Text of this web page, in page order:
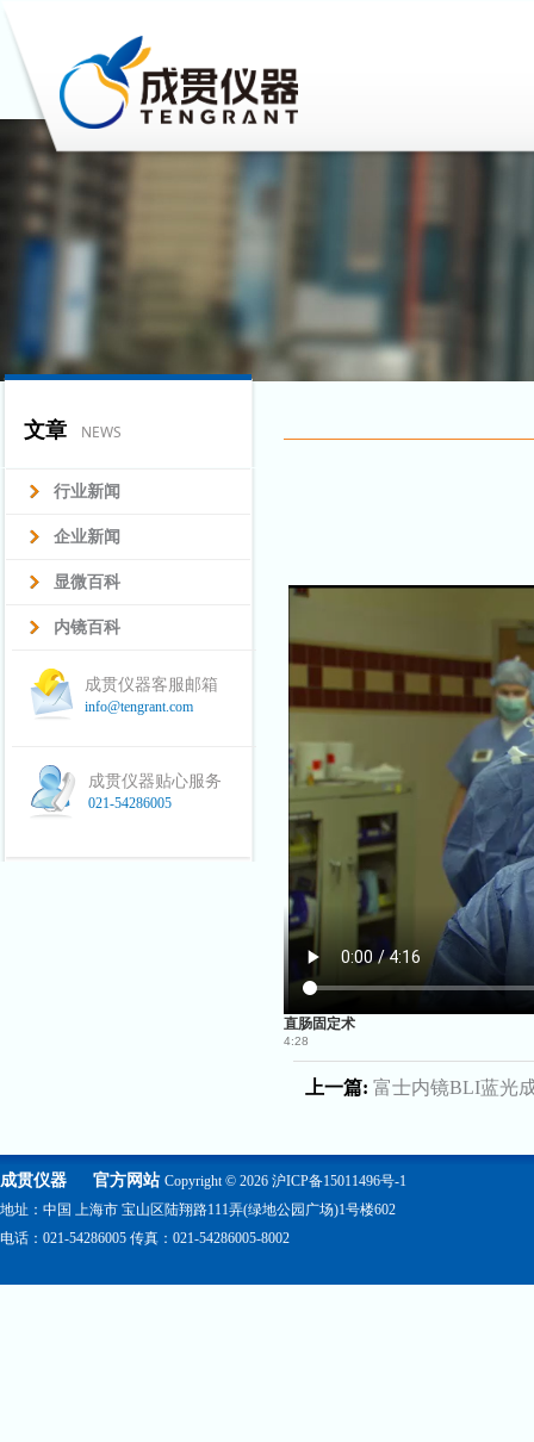
文章 NEWS
行业新闻
企业新闻
显微百科
内镜百科
成贯仪器客服邮箱
info@tengrant.com
成贯仪器贴心服务
021-54286005
直肠固定术
4:28
上一篇: 富士内镜BLI蓝光
成贯仪器 官方网站 Copyright © 2026 沪ICP备15011496号-1
地址：中国 上海市 宝山区陆翔路111弄(绿地公园广场)1号楼602
电话：021-54286005 传真：021-54286005-8002